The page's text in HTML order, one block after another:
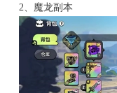
2、魔龙副本